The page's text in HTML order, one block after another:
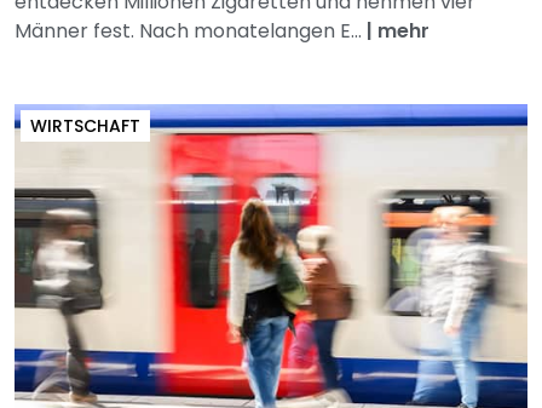
Männer fest. Nach monatelangen E... | mehr
WIRTSCHAFT